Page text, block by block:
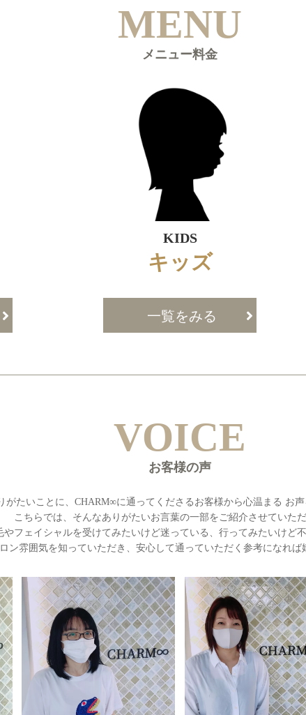
MENU
メニュー料金
KIDS
キッズ
一覧をみる
VOICE
お客様の声
がたいことに、CHARM∞に通ってくださるお客様から心温まる お声
こちらでは、そんなありがたいお言葉の一部をご紹介させていただ
やフェイシャルを受けてみたいけど迷っている、行ってみたいけど不
ン雰囲気を知っていただき、安心して通っていただく参考になれば